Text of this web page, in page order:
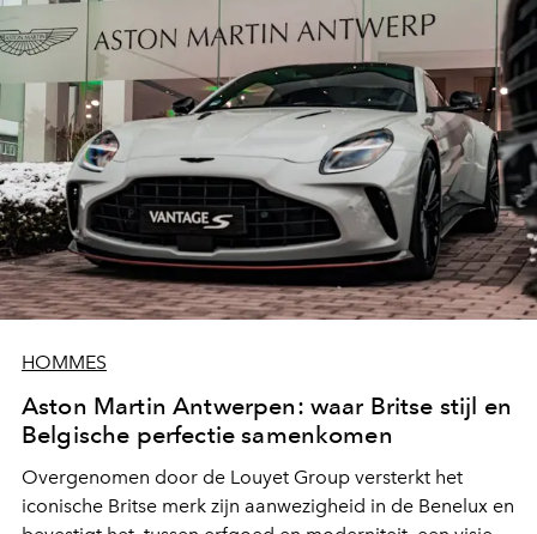
HOMMES
Aston Martin Antwerpen: waar Britse stijl en
Belgische perfectie samenkomen
Overgenomen door de Louyet Group versterkt het
iconische Britse merk zijn aanwezigheid in de Benelux en